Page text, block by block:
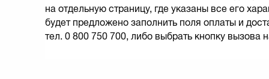
на отдельную страницу, где указаны все его
будет предложено заполнить поля оплаты и
тел. 0 800 750 700, либо выбрать кнопку вызова